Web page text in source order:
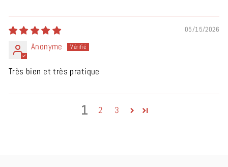
05/15/2026
Anonyme
Très bien et très pratique
1 2 3